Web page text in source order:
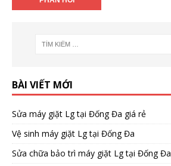
BÀI VIẾT MỚI
Sửa máy giặt Lg tại Đống Đa giá rẻ
Vệ sinh máy giặt Lg tại Đống Đa
Sửa chữa bảo trì máy giặt Lg tại Đống Đa